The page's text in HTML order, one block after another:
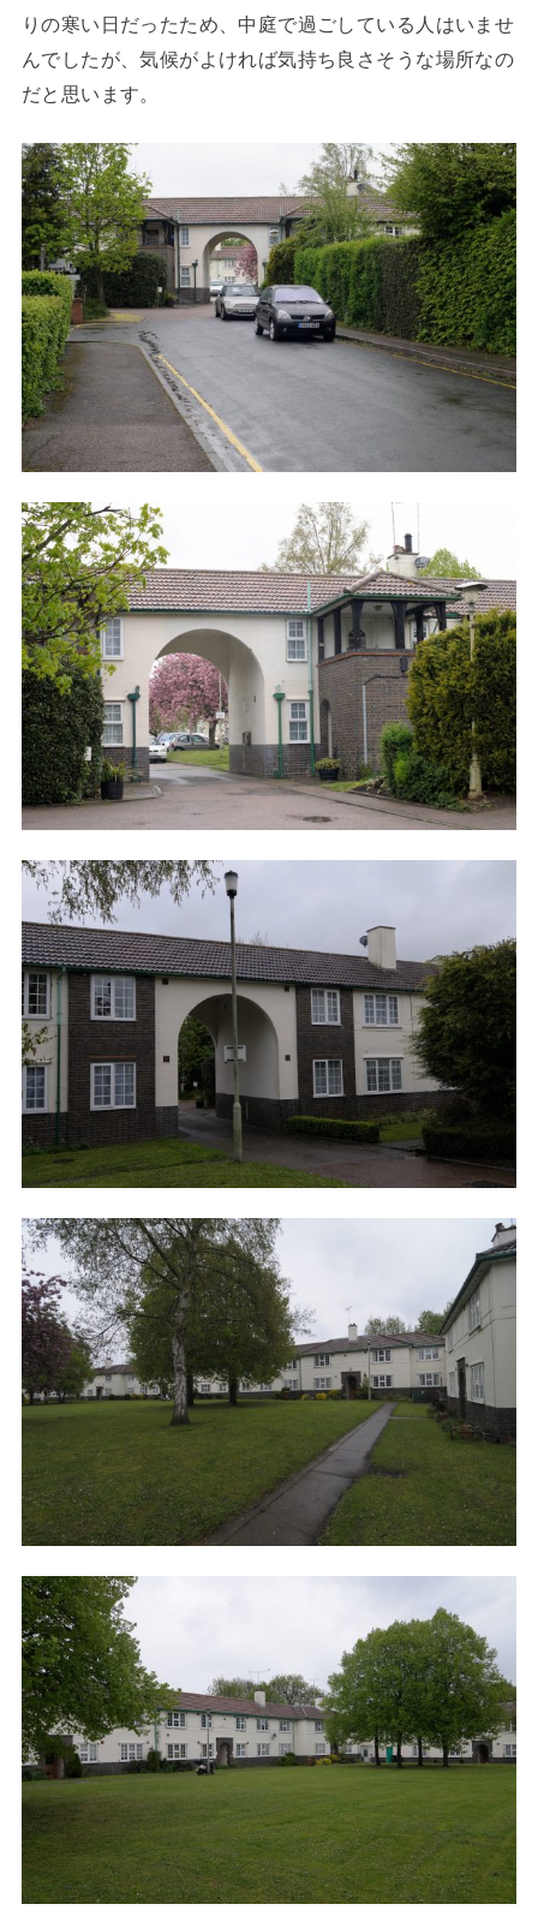
りの寒い日だったため、中庭で過ごしている人はいませ
んでしたが、気候がよければ気持ち良さそうな場所なの
だと思います。